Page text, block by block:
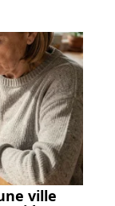
ville